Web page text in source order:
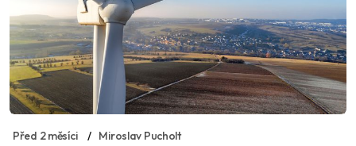
Před 2 měsíci Miroslav Pucholt